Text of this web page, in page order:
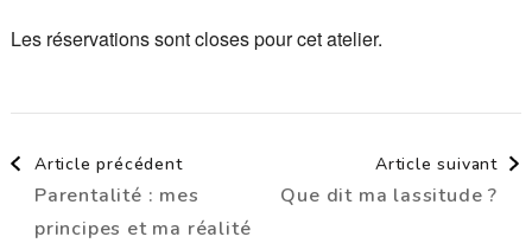
Les réservations sont closes pour cet atelier.
Navigation
d'article
Article précédent
Parentalité : mes
principes et ma réalité
Article suivant
Que dit ma lassitude ?